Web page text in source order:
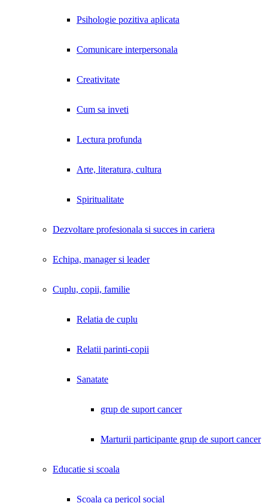
Psihologie pozitiva aplicata
Comunicare interpersonala
Creativitate
Cum sa inveti
Lectura profunda
Arte, literatura, cultura
Spiritualitate
Dezvoltare profesionala si succes in cariera
Echipa, manager si leader
Cuplu, copii, familie
Relatia de cuplu
Relatii parinti-copii
Sanatate
grup de suport cancer
Marturii participante grup de suport cancer
Educatie si scoala
Scoala ca pericol social